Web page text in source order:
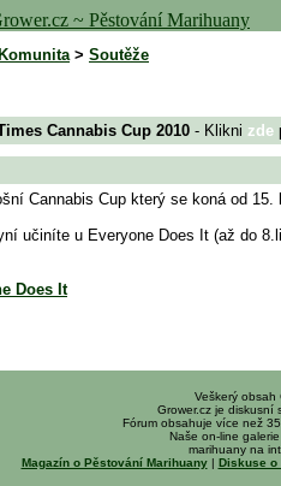
Komunita> Soutěže
Cannabis Cup 2010 - Klikni zde
Cannabis Cup který se koná od 15.
učiníte u Everyone Does It (až do
Does It
Veškerý obsah
Grower.cz je diskusní
Fórum obsahuje více než
Naše on-line
marihuany na
Magazín o Pěstování Marihuany| Diskuse o